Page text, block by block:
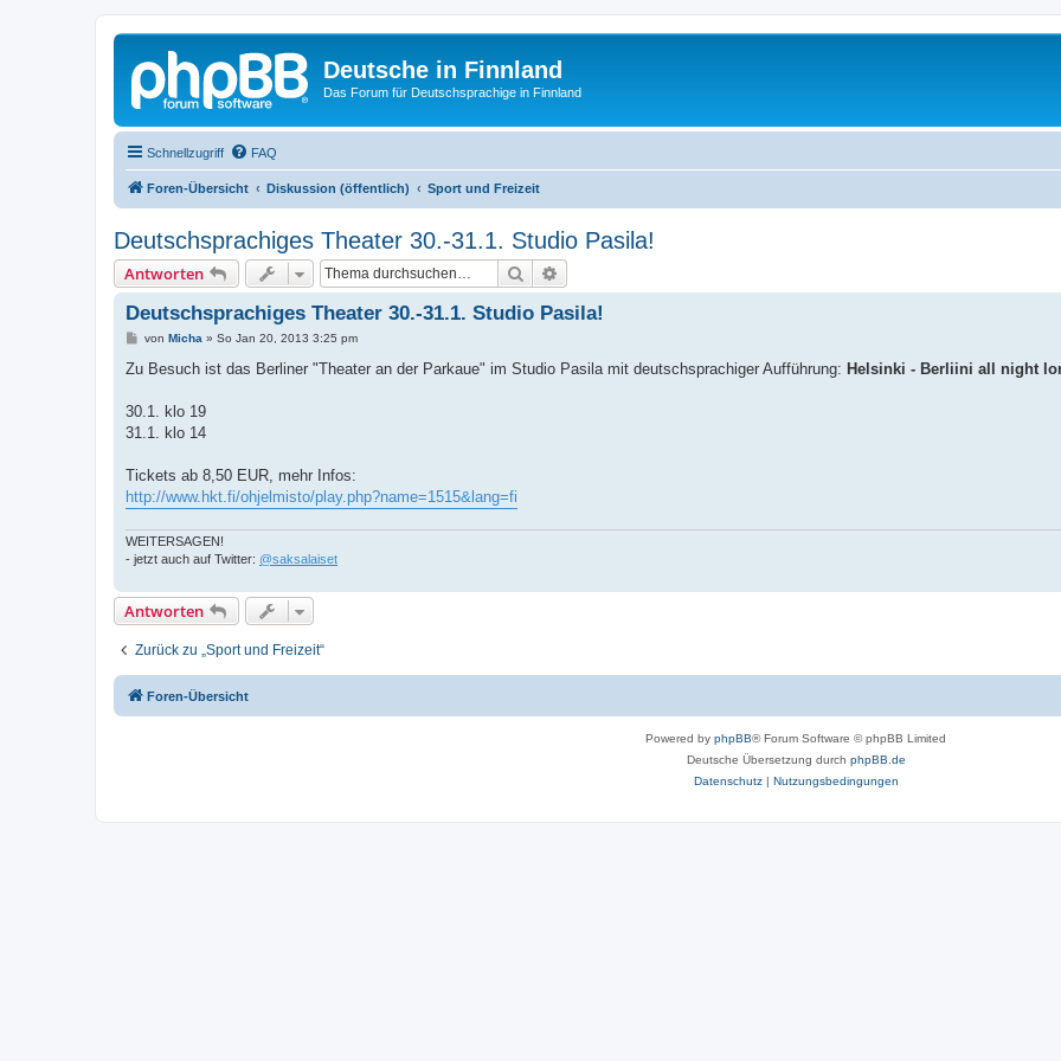
Deutsche in Finnland
Das Forum für Deutschsprachige in Finnland
Schnellzugriff FAQ
Foren-Übersicht Diskussion (öffentlich) Sport und Freizeit
Deutschsprachiges Theater 30.-31.1. Studio Pasila!
Antworten Suche
Deutschsprachiges Theater 30.-31.1. Studio Pasila!
B
i
a
von Micha » So Jan 20, 2013 3:25 pm
Zu Besuch ist das Berliner "Theater an der Parkaue" im Studio Pasila mit deutschsprachiger Aufführung: Helsinki - Berliini all night
30.1. klo 19
31.1. klo 14
Tickets ab 8,50 EUR, mehr Infos:
http://www.hkt.fi/ohjelmisto/play.php?name=1515&lang=fi
WEITERSAGEN!
- jetzt auch auf Twitter: @saksalaiset
Antworten
Zurück zu „Sport und Freizeit“
Foren-Übersicht
Powered by phpBB® Forum Software © phpBB Limited
Deutsche Übersetzung durch phpBB.de
Datenschutz| Nutzungsbedingungen